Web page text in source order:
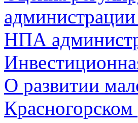
администрации
НПА
О развитии
Красногорском